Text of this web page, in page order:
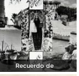
Recuerdo de